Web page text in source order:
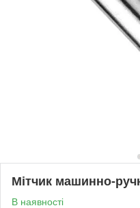
Мітчик машинно-
В наявності